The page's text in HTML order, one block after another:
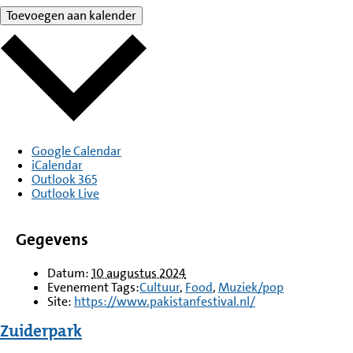
Toevoegen aan kalender
Google Calendar
iCalendar
Outlook 365
Outlook Live
Gegevens
Datum:10 augustus 2024
Evenement Tags:Cultuur, Food,Muziek/pop
Site: https://www.pakistanfestival.nl/
Zuiderpark